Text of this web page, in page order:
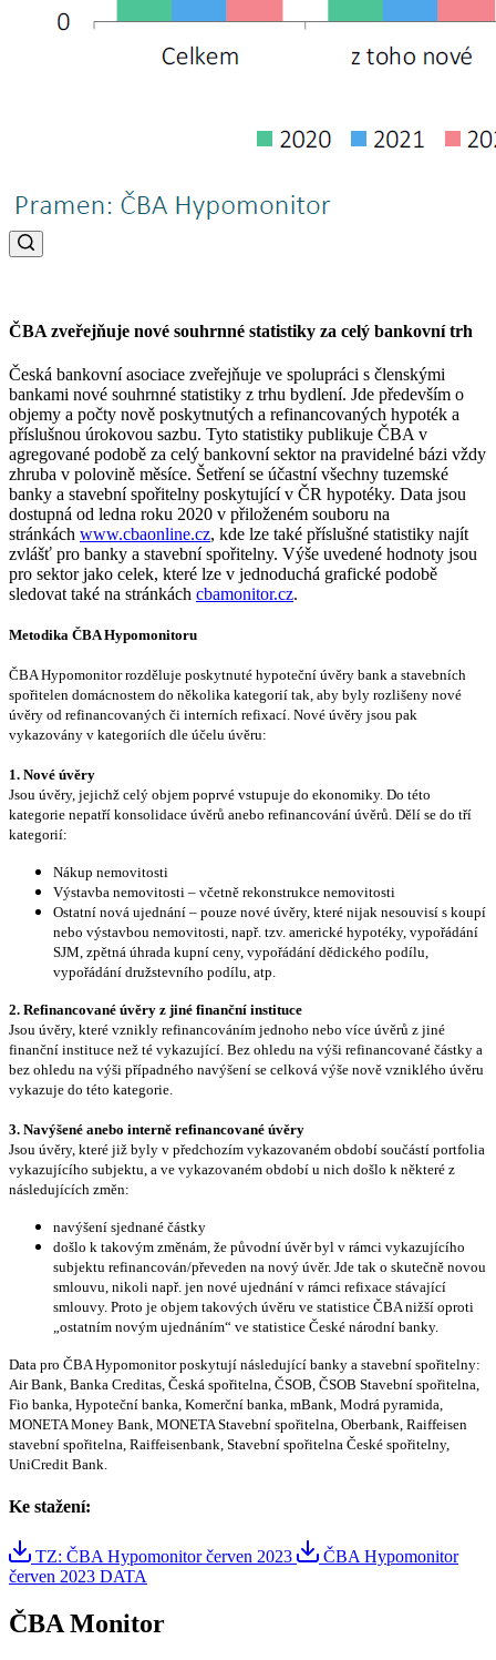
ČBA zveřejňuje nové souhrnné statistiky za celý bankovní trh
Česká bankovní asociace zveřejňuje ve spolupráci s členskými
bankami nové souhrnné statistiky z trhu bydlení. Jde především o
objemy a počty nově poskytnutých a refinancovaných hypoték a
příslušnou úrokovou sazbu. Tyto statistiky publikuje ČBA v
agregované podobě za celý bankovní sektor na pravidelné bázi vždy
zhruba v polovině měsíce. Šetření se účastní všechny tuzemské
banky a stavební spořitelny poskytující v ČR hypotéky. Data jsou
dostupná od ledna roku 2020 v přiloženém souboru na
stránkách www.cbaonline.cz, kde lze také příslušné statistiky najít
zvlášť pro banky a stavební spořitelny. Výše uvedené hodnoty jsou
pro sektor jako celek, které lze v jednoduchá grafické podobě
sledovat také na stránkách cbamonitor.cz.
Metodika ČBA Hypomonitoru
ČBA Hypomonitor rozděluje poskytnuté hypoteční úvěry bank a stavebních
spořitelen domácnostem do několika kategorií tak, aby byly rozlišeny nové
úvěry od refinancovaných či interních refixací. Nové úvěry jsou pak
vykazovány v kategoriích dle účelu úvěru:
1. Nové úvěry
Jsou úvěry, jejichž celý objem poprvé vstupuje do ekonomiky. Do této
kategorie nepatří konsolidace úvěrů anebo refinancování úvěrů. Dělí se do tří
kategorií:
Nákup nemovitosti
Výstavba nemovitosti – včetně rekonstrukce nemovitosti
Ostatní nová ujednání – pouze nové úvěry, které nijak nesouvisí s koupí
nebo výstavbou nemovitosti, např. tzv. americké hypotéky, vypořádání
SJM, zpětná úhrada kupní ceny, vypořádání dědického podílu,
vypořádání družstevního podílu, atp.
2. Refinancované úvěry z jiné finanční instituce
Jsou úvěry, které vznikly refinancováním jednoho nebo více úvěrů z jiné
finanční instituce než té vykazující. Bez ohledu na výši refinancované částky a
bez ohledu na výši případného navýšení se celková výše nově vzniklého úvěru
vykazuje do této kategorie.
3. Navýšené anebo interně refinancované úvěry
Jsou úvěry, které již byly v předchozím vykazovaném období součástí portfolia
vykazujícího subjektu, a ve vykazovaném období u nich došlo k některé z
následujících změn:
navýšení sjednané částky
došlo k takovým změnám, že původní úvěr byl v rámci vykazujícího
subjektu refinancován/převeden na nový úvěr. Jde tak o skutečně novou
smlouvu, nikoli např. jen nové ujednání v rámci refixace stávající
smlouvy. Proto je objem takových úvěru ve statistice ČBA nižší oproti
„ostatním novým ujednáním“ ve statistice České národní banky.
Data pro ČBA Hypomonitor poskytují následující banky a stavební spořitelny:
Air Bank, Banka Creditas, Česká spořitelna, ČSOB, ČSOB Stavební spořitelna,
Fio banka, Hypoteční banka, Komerční banka, mBank, Modrá pyramida,
MONETA Money Bank, MONETA Stavební spořitelna, Oberbank, Raiffeisen
stavební spořitelna, Raiffeisenbank, Stavební spořitelna České spořitelny,
UniCredit Bank.
Ke stažení:
TZ: ČBA Hypomonitor červen 2023
ČBA Hypomonitor
červen 2023 DATA
ČBA Monitor